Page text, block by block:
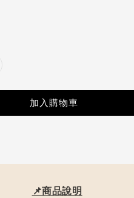
加入購物車
📌商品說明